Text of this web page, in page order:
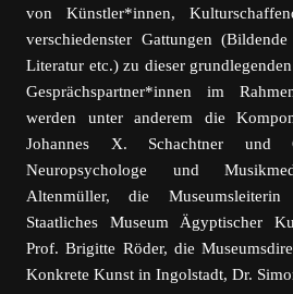
von Künstler*innen,
verschiedenster Gattungen
Literatur etc.) zu dieser
Gesprächspartner*innen im
werden unter anderem die
Johannes X. Schachtner und
Neuropsychologe und
Altenmüller, die
Staatliches Museum Ägyptischer
Prof. Brigitte Röder, die
Konkrete Kunst in Ingolstadt, Dr.